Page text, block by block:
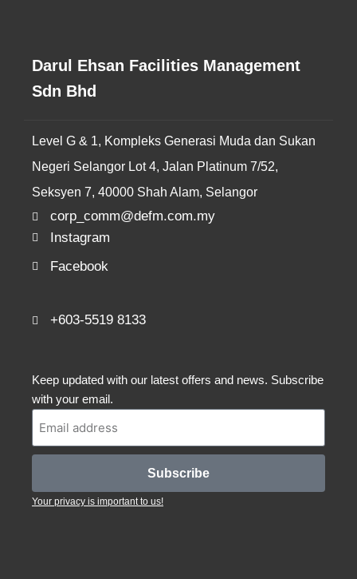
Darul Ehsan Facilities Management
Sdn Bhd
Level G & 1, Kompleks Generasi Muda dan Sukan
Negeri Selangor Lot 4, Jalan Platinum 7/52,
Seksyen 7, 40000 Shah Alam, Selangor
corp_comm@defm.com.my
Instagram
Facebook
+603-5519 8133
Keep updated with our latest offers and news. Subscribe
with your email.
Subscribe
Your privacy is important to us!